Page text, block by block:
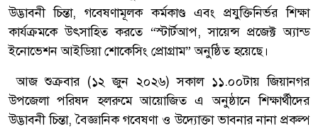
উদ্ভাবনী চিন্তা, গবেষণামূলক কর্মকাণ্ড এবং প্রযুক্তিনির্ভর শিক্ষা
কার্যক্রমকে উৎসাহিত করতে “স্টার্টআপ, সায়েন্স প্রজেক্ট অ্যান্ড
ইনোভেশন আইডিয়া শোকেসিং প্রোগ্রাম” অনুষ্ঠিত হয়েছে।
আজ শুক্রবার (১২ জুন ২০২৬) সকাল ১১.০০টায় জিয়ানগর
উপজেলা পরিষদ হলরুমে আয়োজিত এ অনুষ্ঠানে শিক্ষার্থীদের
উদ্ভাবনী চিন্তা, বৈজ্ঞানিক গবেষণা ও উদ্যোক্তা ভাবনার নানা প্রকল্প